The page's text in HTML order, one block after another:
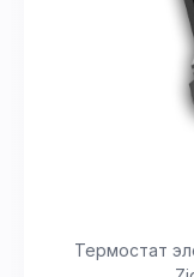
Термостат